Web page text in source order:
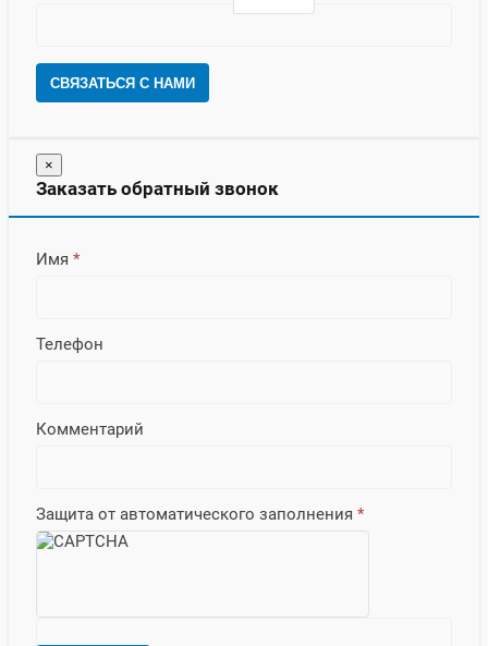
СВЯЗАТЬСЯ С НАМИ
×
Заказать обратный звонок
Имя *
Телефон
Комментарий
Защита от автоматического заполнения *